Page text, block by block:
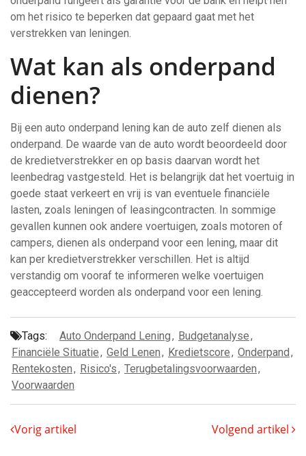
om het risico te beperken dat gepaard gaat met het
verstrekken van leningen.
Wat kan als onderpand
dienen?
Bij een auto onderpand lening kan de auto zelf dienen als
onderpand. De waarde van de auto wordt beoordeeld door
de kredietverstrekker en op basis daarvan wordt het
leenbedrag vastgesteld. Het is belangrijk dat het voertuig in
goede staat verkeert en vrij is van eventuele financiële
lasten, zoals leningen of leasingcontracten. In sommige
gevallen kunnen ook andere voertuigen, zoals motoren of
campers, dienen als onderpand voor een lening, maar dit
kan per kredietverstrekker verschillen. Het is altijd
verstandig om vooraf te informeren welke voertuigen
geaccepteerd worden als onderpand voor een lening.
Tags: Auto Onderpand Lening, Budgetanalyse,
Financiële Situatie, Geld Lenen, Kredietscore, Onderpand,
Rentekosten, Risico's, Terugbetalingsvoorwaarden,
Voorwaarden
Vorig artikel Volgend artikel